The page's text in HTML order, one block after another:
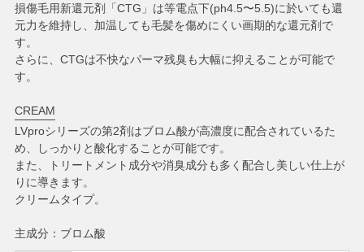
損傷毛用新還元剤「CTG」は等電点下(ph4.5〜5.5)に於いても還
元力を維持し、加温しても毛髪を傷めにくい画期的な還元剤で
す。
さらに、CTGは不快なパーマ残臭も大幅に抑えることが可能で
す。
CREAM
LVproシリーズの第2剤はブロム酸が高濃度に配合されているた
め、しっかりと酸化することが可能です。
また、トリートメント成分や消臭成分も多く配合し美しい仕上が
りに導きます。
クリームタイプ。
主成分：ブロム酸